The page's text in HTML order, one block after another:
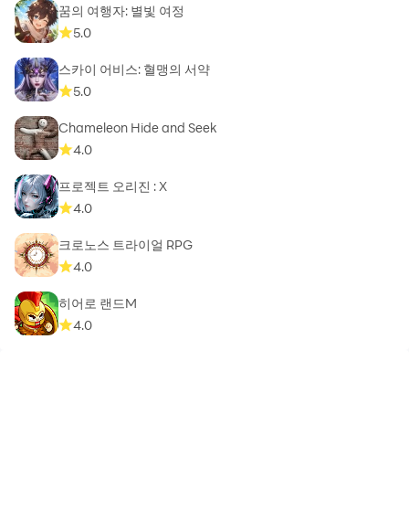
꿈의 여행자: 별빛 여정
5.0
스카이 어비스: 혈맹의 서약
5.0
Chameleon Hide and Seek
4.0
프로젝트 오리진 : X
4.0
크로노스 트라이얼 RPG
4.0
히어로 랜드M
4.0